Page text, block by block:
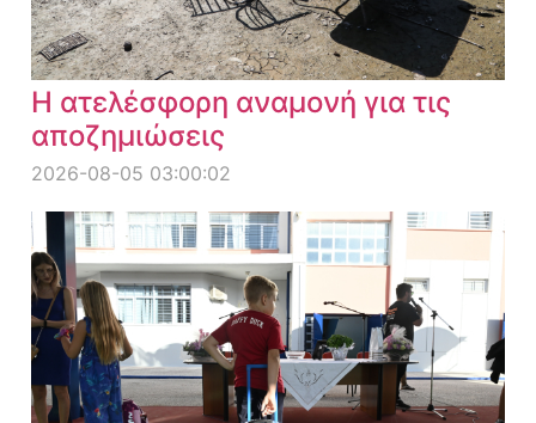
Η ατελέσφορη αναμονή για τις
αποζημιώσεις
2026-08-05 03:00:02